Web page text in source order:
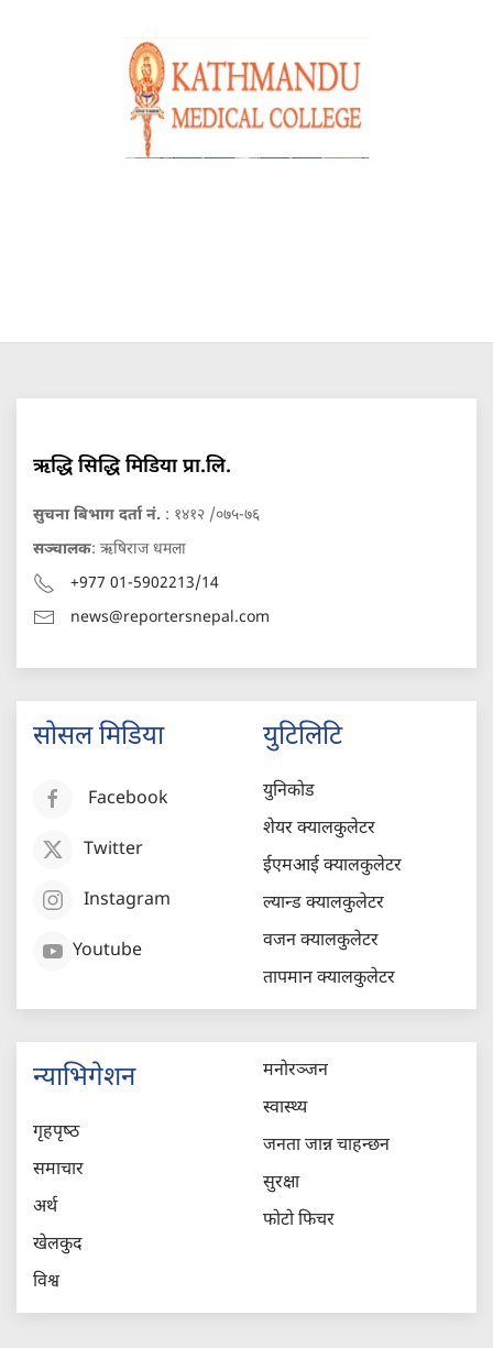
ऋद्धि सिद्धि मिडिया प्रा.लि.
सुचना बिभाग दर्ता नं. : १४१२ /०७५-७६
सञ्चालक: ऋषिराज धमला
+977 01-5902213/14
news@reportersnepal.com
सोसल मिडिया
Facebook
Twitter
Instagram
Youtube
युटिलिटि
युनिकोड
शेयर क्यालकुलेटर
ईएमआई क्यालकुलेटर
ल्यान्ड क्यालकुलेटर
वजन क्यालकुलेटर
तापमान क्यालकुलेटर
न्याभिगेशन
गृहपृष्‍ठ
समाचार
अर्थ
खेलकुद
विश्व
मनोरञ्जन
स्वास्थ्य
जनता जान्न चाहन्छन
सुरक्षा
फोटो फिचर